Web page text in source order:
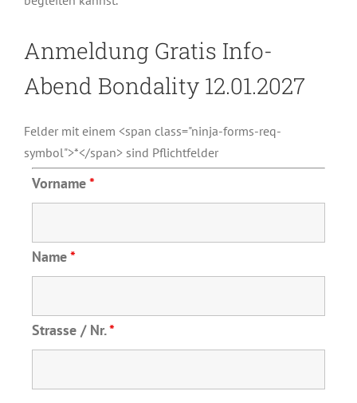
Anmeldung Gratis Info-
Abend Bondality 12.01.2027
Felder mit einem <span class="ninja-forms-req-
symbol">*</span> sind Pflichtfelder
Vorname*
Name*
Strasse / Nr.*